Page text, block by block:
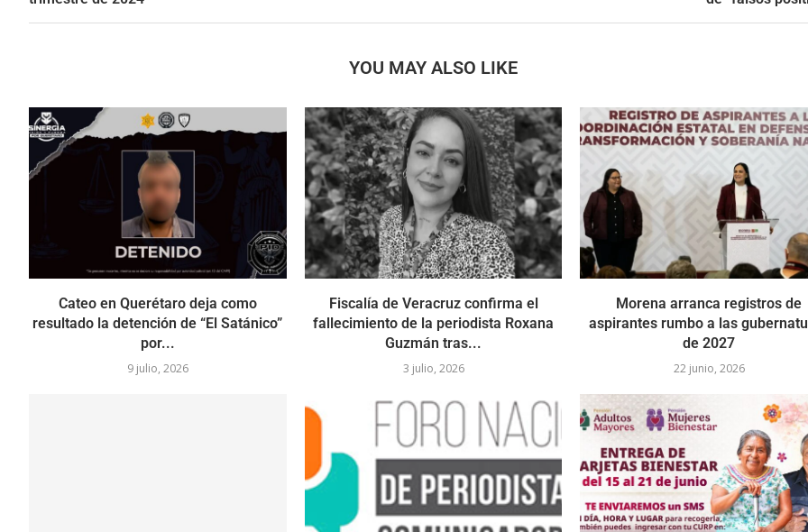
YOU MAY ALSO LIKE
Cateo en Querétaro deja como
resultado la detención de “El Satánico”
por...
9 julio, 2026
Fiscalía de Veracruz confirma el
fallecimiento de la periodista Roxana
Guzmán tras...
3 julio, 2026
Morena arranca registros de
aspirantes rumbo a las
de 2027
22 junio, 2026